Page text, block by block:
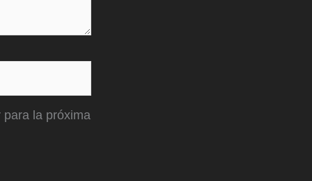
la próxima